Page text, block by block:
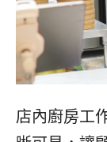
店內廚房工